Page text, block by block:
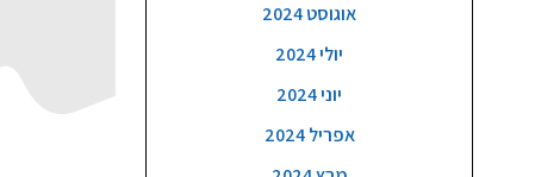
אוגוסט 2024
יולי 2024
יוני 2024
אפריל 2024